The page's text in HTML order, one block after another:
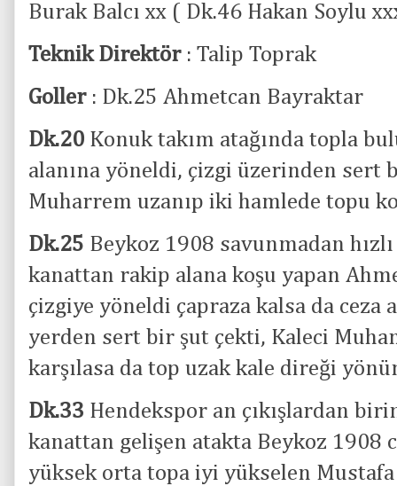
Burak Balcı xx ( Dk.46 Hakan Soylu
Teknik Direktör: Talip Toprak
Goller: Dk.25 Ahmetcan Bayraktar
Dk.20 Konuk takım atağında topla
alanına yöneldi, çizgi üzerinden sert
Muharrem uzanıp iki hamlede topu
Dk.25 Beykoz 1908 savunmadan
kanattan rakip alana koşu yapan
çizgiye yöneldi çapraza kalsa da ceza
yerden sert bir şut çekti, Kaleci
karşılasa da top uzak kale direği
Dk.33 Hendekspor an çıkışlardan
kanattan gelişen atakta Beykoz 1908
yüksek orta topa iyi yükselen